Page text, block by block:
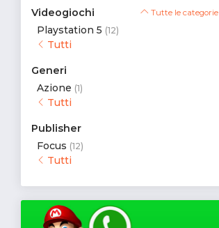
Videogiochi Tutte le categorie
Playstation 5 (12)
Tutti
Generi
Azione (1)
Tutti
Publisher
Focus (12)
Tutti